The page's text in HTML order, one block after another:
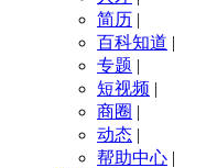
简历 |
百科知道 |
专题 |
短视频 |
商圈 |
动态 |
帮助中心 |